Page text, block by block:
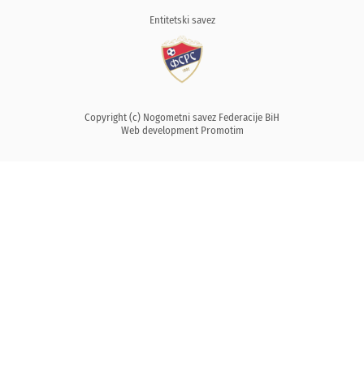
Entitetski savez
Copyright (c) Nogometni savez Federacije BiH
Web development Promotim